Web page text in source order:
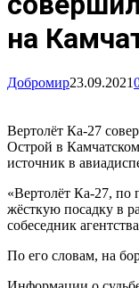
на
Добромир23.09.2021
Вертолёт Ка-27
Острой в
источник в
«Вертолёт Ка-27,
жёсткую посадку в
собеседник
По его словам, на